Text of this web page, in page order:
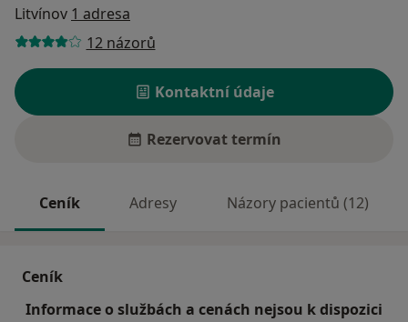
Litvínov 1 adresa
12 názorů
Kontaktní údaje
Rezervovat termín
Ceník Adresy Názory pacientů (12)
Ceník
Informace o službách a cenách nejsou k dispozici